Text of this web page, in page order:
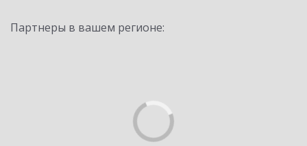
Партнеры в вашем регионе: